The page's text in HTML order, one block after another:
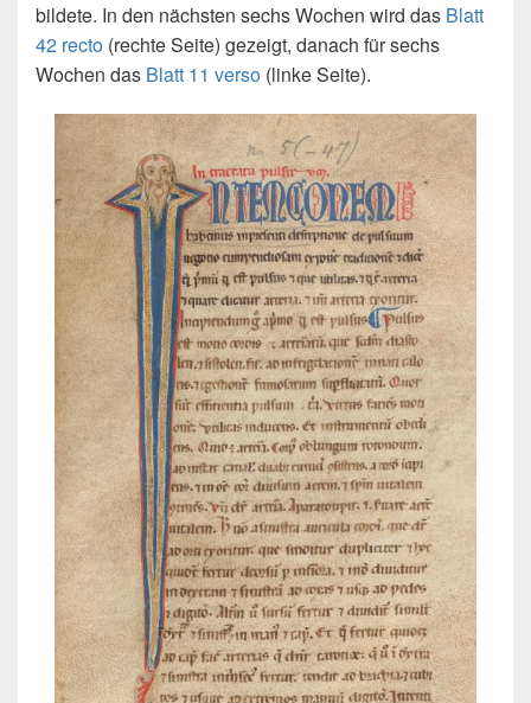
bildete. In den nächsten sechs Wochen wird das Blatt
42 recto (rechte Seite) gezeigt, danach für sechs
Wochen das Blatt 11 verso (linke Seite).